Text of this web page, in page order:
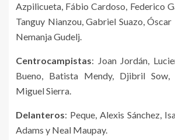
Azpilicueta, Fábio Cardoso, Federico
Tanguy Nianzou, Gabriel Suazo, Óscar
Nemanja Gudelj.
Centrocampistas: Joan Jordán,
Bueno, Batista Mendy, Djibril Sow,
Miguel Sierra.
Delanteros: Peque, Alexis Sánchez,
Adams y Neal Maupay.